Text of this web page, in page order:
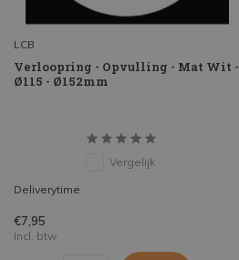
LCB
Verloopring - Opvulling - Mat Wit -
Ø115 - Ø152mm
Vergelijk
Deliverytime
€7,95
Incl. btw